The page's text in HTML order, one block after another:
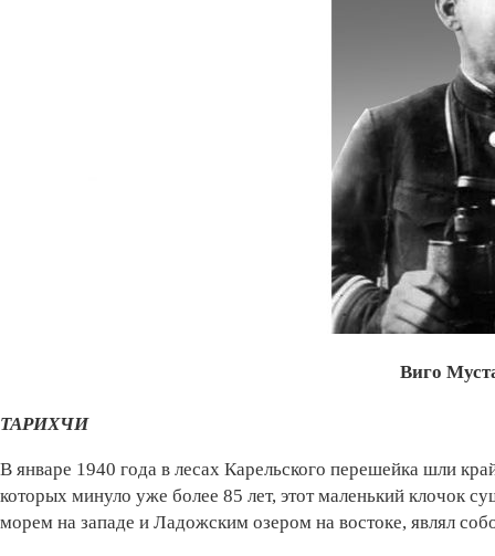
Виго
ТАРИХЧИ
В январе 1940 года в лесах Карельского перешейка шли
которых минуло уже более 85 лет, этот маленький клочок
морем на западе и Ладожским озером на востоке, являл